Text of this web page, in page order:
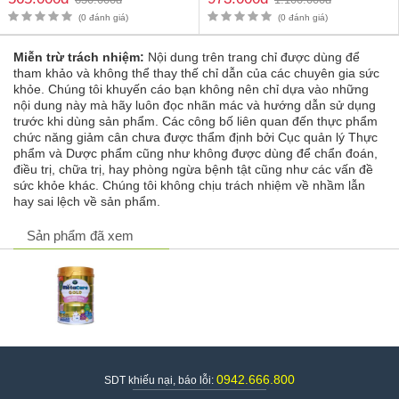
dinh dưỡng y học chuyên biệt cho từng lứa tuổi và chuyên sâu về thể
Toàn bộ các sản phẩm của Nutricare được xây dựng phù hợp với các
đặc điểm sinh hoạt của người Việt, dựa trên cơ sở ứng dụng khoa học
Thế giới, cung cấp nguồn dinh dưỡng với đặc tính sinh học theo tiêu
chuẩn WHO.
Sữa Meta Care Gold 0+ có gây táo bón không?
Thành phần sữa cung cấp chất xơ hòa tan 100% giúp hỗ trợ hệ tiêu
hóa tốt, tránh tình trạng táo bón cho con.
Mua sữa Meta Care Gold 0+ chính hãng ở đâu?
và nhiều sản phẩm sữa bột cho bé khác chính hãng 100%. Khách hàng
có thể đặt mua theo 2 cách sau:
Cách 1:
Quý khách vui lòng gọi điện đến số: 0942.666.800 để
được tư vấn và đặt hàng online.
Cách 2: Trực tiếp qua cửa hàng tại địa chỉ: Số 62, Yên Đỗ,
Phường 1, Bình Thạnh, TP. Hồ Chí Minh để mua hàng.
Tên sản phẩm: Sữa Nutricare Meta Gold 0+ cho trẻ
(0 đánh giá) (0 đánh giá)
Miễn trừ trách nhiệm: Nội dung trên trang chỉ được dùng để
tham khảo và không thể thay thế chỉ dẫn của các chuyên gia sức
khỏe. Chúng tôi khuyến cáo bạn không nên chỉ dựa vào những
nội dung này mà hãy luôn đọc nhãn mác và hướng dẫn sử dụng
trước khi dùng sản phẩm. Các công bố liên quan đến thực phẩm
chức năng giảm cân chưa được thẩm định bởi Cục quản lý Thực
phẩm và Dược phẩm cũng như không được dùng để chẩn đoán,
điều trị, chữa trị, hay phòng ngừa bệnh tật cũng như các vấn đề
sức khỏe khác. Chúng tôi không chịu trách nhiệm về nhầm lẫn
hay sai lệch về sản phẩm.
Sản phẩm đã xem
SDT khiếu nại, báo lỗi: 0942.666.800